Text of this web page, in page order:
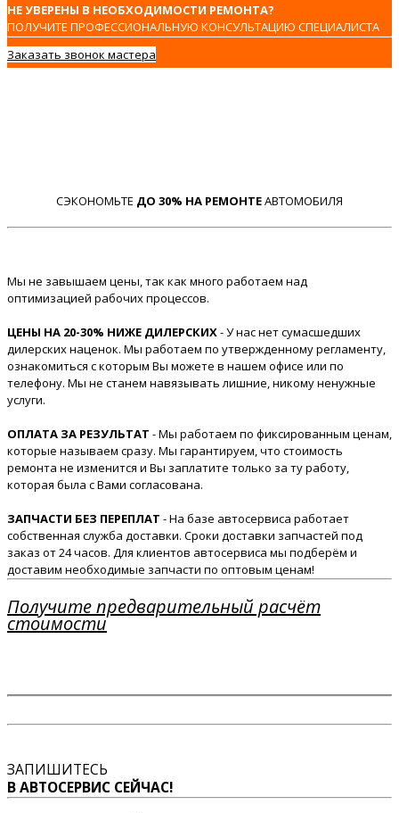
НЕ УВЕРЕНЫ В НЕОБХОДИМОСТИ РЕМОНТА?
ПОЛУЧИТЕ ПРОФЕССИОНАЛЬНУЮ КОНСУЛЬТАЦИЮ СПЕЦИАЛИСТА
Заказать звонок мастера
СЭКОНОМЬТЕ ДО 30% НА РЕМОНТЕАВТОМОБИЛЯ
Мы не завышаем цены, так как много работаем над
оптимизацией рабочих процессов.
ЦЕНЫ НА 20-30% НИЖЕ ДИЛЕРСКИХ- У нас нет сумасшедших
дилерских наценок. Мы работаем по утвержденному регламенту,
ознакомиться с которым Вы можете в нашем офисе или по
телефону. Мы не станем навязывать лишние, никому ненужные
услуги.
ОПЛАТА ЗА РЕЗУЛЬТАТ - Мы работаем по фиксированным ценам,
которые называем сразу. Мы гарантируем, что стоимость
ремонта не изменится и Вы заплатите только за ту работу,
которая была с Вами согласована.
ЗАПЧАСТИ БЕЗ ПЕРЕПЛАТ - На базе автосервиса работает
собственная служба доставки. Сроки доставки запчастей под
заказ от 24 часов. Для клиентов автосервиса мы подберём и
доставим необходимые запчасти по оптовым ценам!
Получите предварительный расчёт
стоимости
ЗАПИШИТЕСЬ
В АВТОСЕРВИС СЕЙЧАС!